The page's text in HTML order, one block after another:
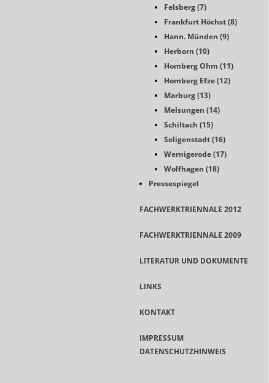
Felsberg (7)
Frankfurt Höchst (8)
Hann. Münden (9)
Herborn (10)
Homberg Ohm (11)
Homberg Efze (12)
Marburg (13)
Melsungen (14)
Schiltach (15)
Seligenstadt (16)
Wernigerode (17)
Wolfhagen (18)
Pressespiegel
FACHWERKTRIENNALE 2012
FACHWERKTRIENNALE 2009
LITERATUR UND DOKUMENTE
LINKS
KONTAKT
IMPRESSUM
DATENSCHUTZHINWEIS